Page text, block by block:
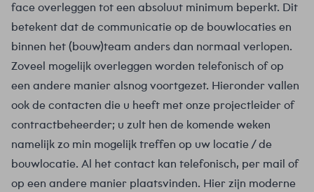
face overleggen tot een absoluut minimum beperkt. Dit
betekent dat de communicatie op de bouwlocaties en
binnen het (bouw)team anders dan normaal verlopen.
Zoveel mogelijk overleggen worden telefonisch of op
een andere manier alsnog voortgezet. Hieronder vallen
ook de contacten die u heeft met onze projectleider of
contractbeheerder; u zult hen de komende weken
namelijk zo min mogelijk treffen op uw locatie / de
bouwlocatie. Al het contact kan telefonisch, per mail of
op een andere manier plaatsvinden. Hier zijn moderne